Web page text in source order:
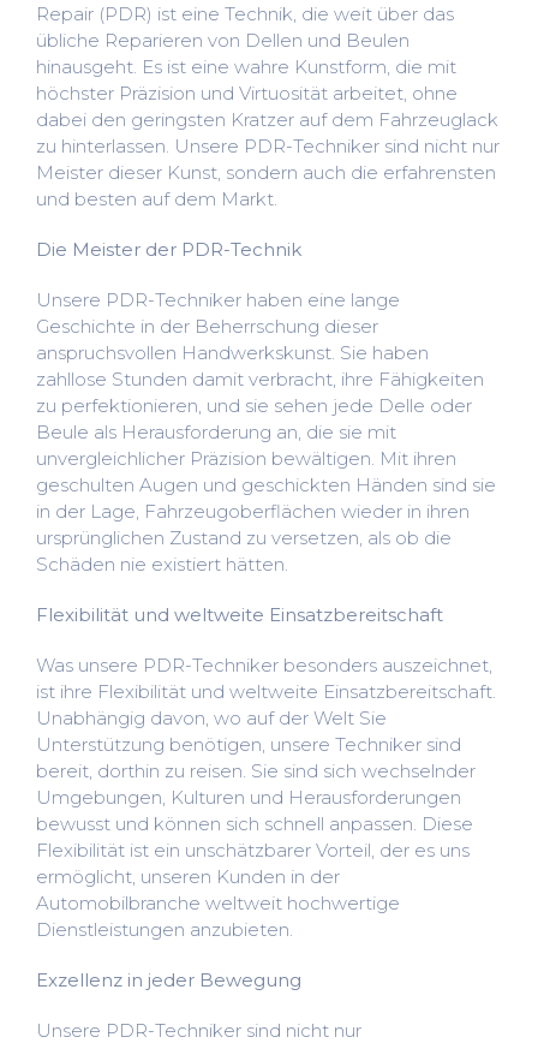
Repair (PDR) ist eine Technik, die weit über das
übliche Reparieren von Dellen und Beulen
hinausgeht. Es ist eine wahre Kunstform, die mit
höchster Präzision und Virtuosität arbeitet, ohne
dabei den geringsten Kratzer auf dem Fahrzeuglack
zu hinterlassen. Unsere PDR-Techniker sind nicht nur
Meister dieser Kunst, sondern auch die erfahrensten
und besten auf dem Markt.
Die Meister der PDR-Technik
Unsere PDR-Techniker haben eine lange
Geschichte in der Beherrschung dieser
anspruchsvollen Handwerkskunst. Sie haben
zahllose Stunden damit verbracht, ihre Fähigkeiten
zu perfektionieren, und sie sehen jede Delle oder
Beule als Herausforderung an, die sie mit
unvergleichlicher Präzision bewältigen. Mit ihren
geschulten Augen und geschickten Händen sind sie
in der Lage, Fahrzeugoberflächen wieder in ihren
ursprünglichen Zustand zu versetzen, als ob die
Schäden nie existiert hätten.
Flexibilität und weltweite Einsatzbereitschaft
Was unsere PDR-Techniker besonders auszeichnet,
ist ihre Flexibilität und weltweite Einsatzbereitschaft.
Unabhängig davon, wo auf der Welt Sie
Unterstützung benötigen, unsere Techniker sind
bereit, dorthin zu reisen. Sie sind sich wechselnder
Umgebungen, Kulturen und Herausforderungen
bewusst und können sich schnell anpassen. Diese
Flexibilität ist ein unschätzbarer Vorteil, der es uns
ermöglicht, unseren Kunden in der
Automobilbranche weltweit hochwertige
Dienstleistungen anzubieten.
Exzellenz in jeder Bewegung
Unsere PDR-Techniker sind nicht nur